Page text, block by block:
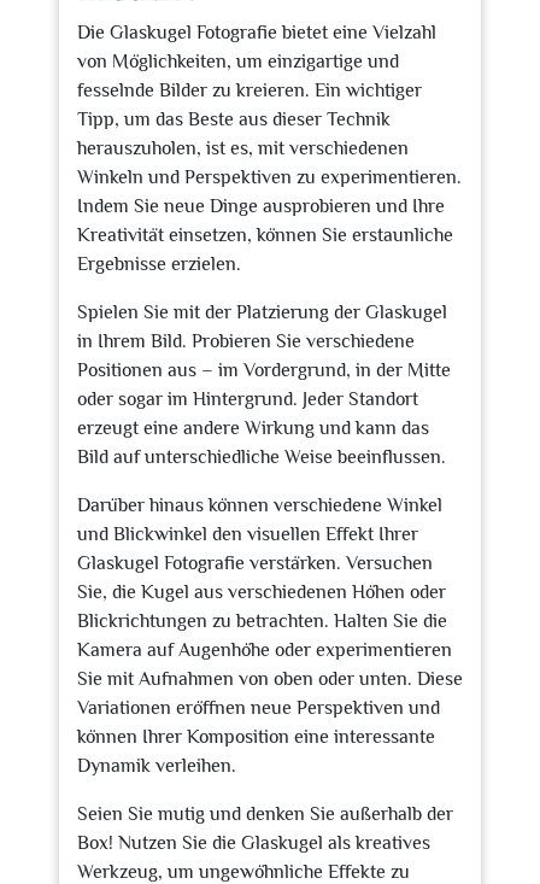
Die Glaskugel Fotografie bietet eine Vielzahl
von Möglichkeiten, um einzigartige und
fesselnde Bilder zu kreieren. Ein wichtiger
Tipp, um das Beste aus dieser Technik
herauszuholen, ist es, mit verschiedenen
Winkeln und Perspektiven zu experimentieren.
Indem Sie neue Dinge ausprobieren und Ihre
Kreativität einsetzen, können Sie erstaunliche
Ergebnisse erzielen.
Spielen Sie mit der Platzierung der Glaskugel
in Ihrem Bild. Probieren Sie verschiedene
Positionen aus – im Vordergrund, in der Mitte
oder sogar im Hintergrund. Jeder Standort
erzeugt eine andere Wirkung und kann das
Bild auf unterschiedliche Weise beeinflussen.
Darüber hinaus können verschiedene Winkel
und Blickwinkel den visuellen Effekt Ihrer
Glaskugel Fotografie verstärken. Versuchen
Sie, die Kugel aus verschiedenen Höhen oder
Blickrichtungen zu betrachten. Halten Sie die
Kamera auf Augenhöhe oder experimentieren
Sie mit Aufnahmen von oben oder unten. Diese
Variationen eröffnen neue Perspektiven und
können Ihrer Komposition eine interessante
Dynamik verleihen.
Seien Sie mutig und denken Sie außerhalb der
Box! Nutzen Sie die Glaskugel als kreatives
Werkzeug, um ungewöhnliche Effekte zu